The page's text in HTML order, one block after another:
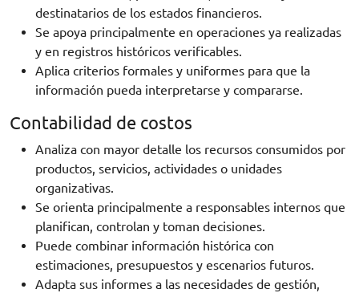
destinatarios de los estados financieros.
Se apoya principalmente en operaciones ya realizadas
y en registros históricos verificables.
Aplica criterios formales y uniformes para que la
información pueda interpretarse y compararse.
Contabilidad de costos
Analiza con mayor detalle los recursos consumidos por
productos, servicios, actividades o unidades
organizativas.
Se orienta principalmente a responsables internos que
planifican, controlan y toman decisiones.
Puede combinar información histórica con
estimaciones, presupuestos y escenarios futuros.
Adapta sus informes a las necesidades de gestión,